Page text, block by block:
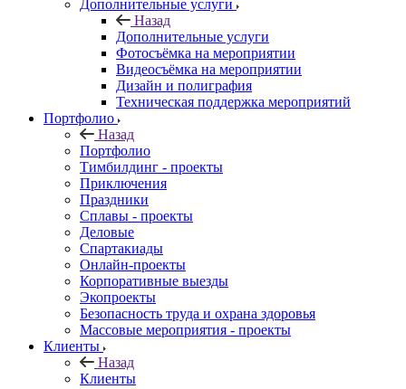
Дополнительные услуги
Назад
Дополнительные услуги
Фотосъёмка на мероприятии
Видеосъёмка на мероприятии
Дизайн и полиграфия
Техническая поддержка мероприятий
Портфолио
Назад
Портфолио
Тимбилдинг - проекты
Приключения
Праздники
Сплавы - проекты
Деловые
Спартакиады
Онлайн-проекты
Корпоративные выезды
Экопроекты
Безопасность труда и охрана здоровья
Массовые мероприятия - проекты
Клиенты
Назад
Клиенты